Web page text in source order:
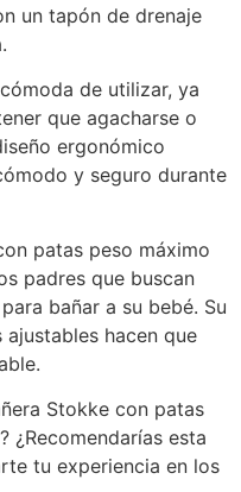
un tapón de drenaje
de utilizar, ya
que agacharse o
ergonómico
y seguro durante
patas peso máximo
padres que buscan
bañar a su bebé. Su
hacen que
Stokke con patas
¿Recomendarías esta
tu experiencia en los